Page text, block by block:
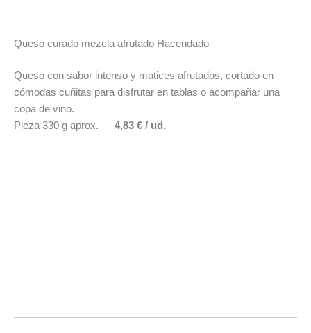
Queso curado mezcla afrutado Hacendado
Queso con sabor intenso y matices afrutados, cortado en
cómodas cuñitas para disfrutar en tablas o acompañar una
copa de vino.
Pieza 330 g aprox. — 4,83 € / ud.